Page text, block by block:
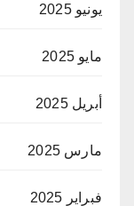
يونيو 2025
مايو 2025
أبريل 2025
مارس 2025
فبراير 2025